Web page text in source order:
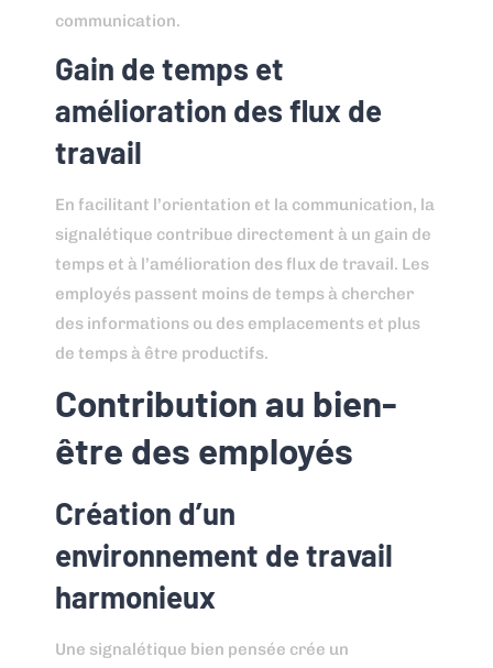
communication.
Gain de temps et
amélioration des flux de
travail
En facilitant l’orientation et la communication, la
signalétique contribue directement à un gain de
temps et à l’amélioration des flux de travail. Les
employés passent moins de temps à chercher
des informations ou des emplacements et plus
de temps à être productifs.
Contribution au bien-
être des employés
Création d’un
environnement de travail
harmonieux
Une signalétique bien pensée crée un